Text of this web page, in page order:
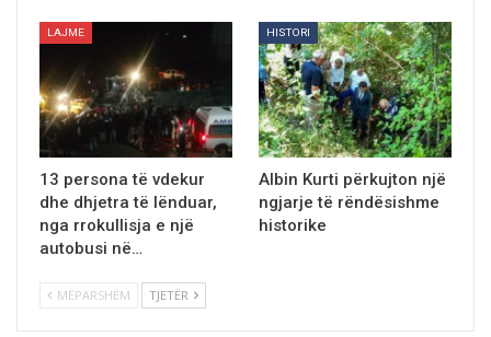
LAJME
13 persona të vdekur
dhe dhjetra të lënduar,
nga rrokullisja e një
autobusi në…
HISTORI
Albin Kurti përkujton një
ngjarje të rëndësishme
historike
MËPARSHËM TJETËR